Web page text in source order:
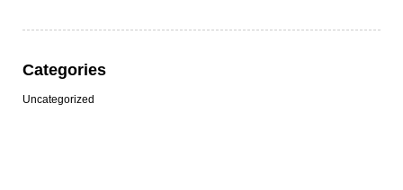
Categories
Uncategorized